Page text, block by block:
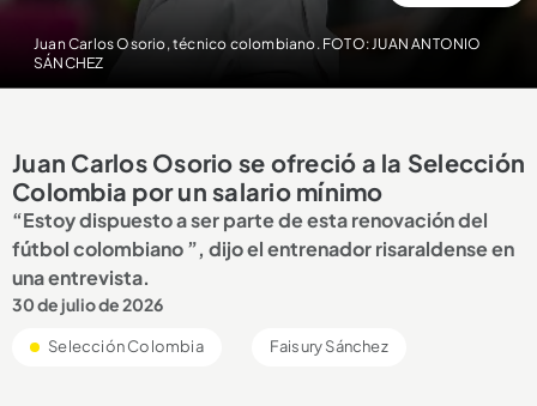
Juan Carlos Osorio, técnico colombiano. FOTO: JUAN ANTONIO
SÁNCHEZ
Juan Carlos Osorio se ofreció a la Selección
Colombia por un salario mínimo
“Estoy dispuesto a ser parte de esta renovación del
fútbol colombiano ”, dijo el entrenador risaraldense en
una entrevista.
30 de julio de 2026
Selección Colombia Faisury Sánchez